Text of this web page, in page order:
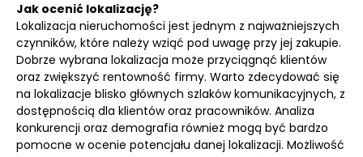
Jak ocenić lokalizację?
Lokalizacja nieruchomości jest jednym z najważniejszych
czynników, które należy wziąć pod uwagę przy jej zakupie.
Dobrze wybrana lokalizacja może przyciągnąć klientów
oraz zwiększyć rentowność firmy. Warto zdecydować się
na lokalizacje blisko głównych szlaków komunikacyjnych, z
dostępnością dla klientów oraz pracowników. Analiza
konkurencji oraz demografia również mogą być bardzo
pomocne w ocenie potencjału danej lokalizacji. Możliwość